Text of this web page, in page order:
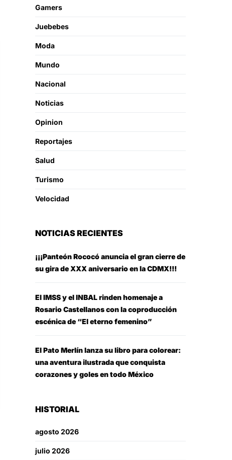
Gamers
Juebebes
Moda
Mundo
Nacional
Noticias
Opinion
Reportajes
Salud
Turismo
Velocidad
NOTICIAS RECIENTES
¡¡¡Panteón Rococó anuncia el gran cierre de
su gira de XXX aniversario en la CDMX!!!
El IMSS y el INBAL rinden homenaje a
Rosario Castellanos con la coproducción
escénica de “El eterno femenino”
El Pato Merlín lanza su libro para colorear:
una aventura ilustrada que conquista
corazones y goles en todo México
HISTORIAL
agosto 2026
julio 2026